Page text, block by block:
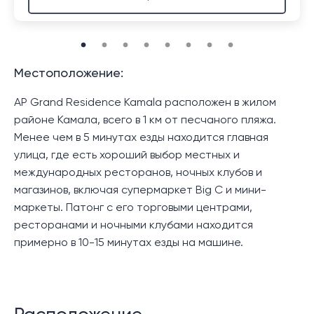
Местоположение:
AP Grand Residence Kamala расположен в жилом
районе Камала, всего в 1 км от песчаного пляжа.
Менее чем в 5 минутах езды находится главная
улица, где есть хороший выбор местных и
международных ресторанов, ночных клубов и
магазинов, включая супермаркет Big C и мини-
маркеты. Патонг с его торговыми центрами,
ресторанами и ночными клубами находится
примерно в 10-15 минутах езды на машине.